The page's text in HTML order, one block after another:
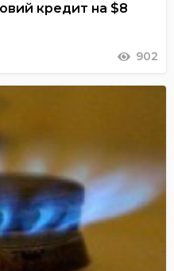
кредит на $8
902